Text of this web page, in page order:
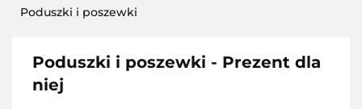
Poduszki i poszewki
Poduszki i poszewki - Prezent dla
niej